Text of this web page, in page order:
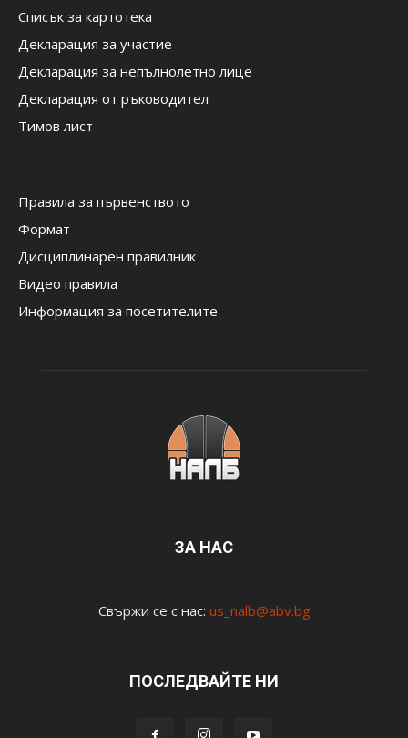
Списък за картотека
Декларация за участие
Декларация за непълнолетно лице
Декларация от ръководител
Тимов лист
Правила за първенството
Формат
Дисциплинарен правилник
Видео правила
Информация за посетителите
ЗА НАС
Свържи се с нас: us_nalb@abv.bg
ПОСЛЕДВАЙТЕ НИ